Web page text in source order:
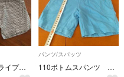
branshes ストライプ柄 ハーフパンツ 150cm
パンツ/スパッツ
110ボトムスパンツ ブランシェス